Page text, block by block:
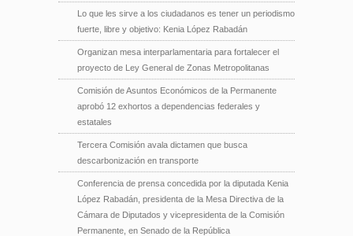
Lo que les sirve a los ciudadanos es tener un periodismo
fuerte, libre y objetivo: Kenia López Rabadán
Organizan mesa interparlamentaria para fortalecer el
proyecto de Ley General de Zonas Metropolitanas
Comisión de Asuntos Económicos de la Permanente
aprobó 12 exhortos a dependencias federales y
estatales
Tercera Comisión avala dictamen que busca
descarbonización en transporte
Conferencia de prensa concedida por la diputada Kenia
López Rabadán, presidenta de la Mesa Directiva de la
Cámara de Diputados y vicepresidenta de la Comisión
Permanente, en Senado de la República